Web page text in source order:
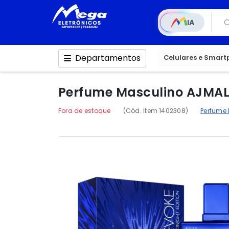
IA
Departamentos Celulares e
Perfume Masculino
Fora de estoque (Cód. Item 1402308)